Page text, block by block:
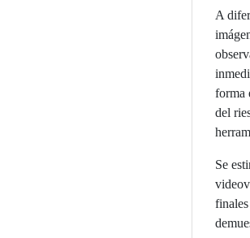
A
forma
del
Se